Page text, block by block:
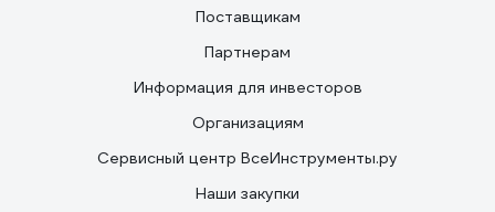
Поставщикам
Партнерам
Информация для инвесторов
Организациям
Сервисный центр ВсеИнструменты.ру
Наши закупки